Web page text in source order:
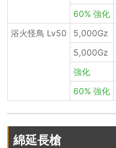
60% 強化
浴火怪鳥 Lv50
5,000Gz
5,000Gz
強化
60% 強化
綿延長槍